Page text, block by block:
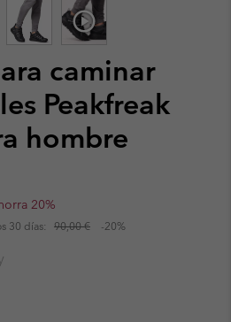
caminar
Peakfreak
hombre
20%
30 días: 90,00 € -20%